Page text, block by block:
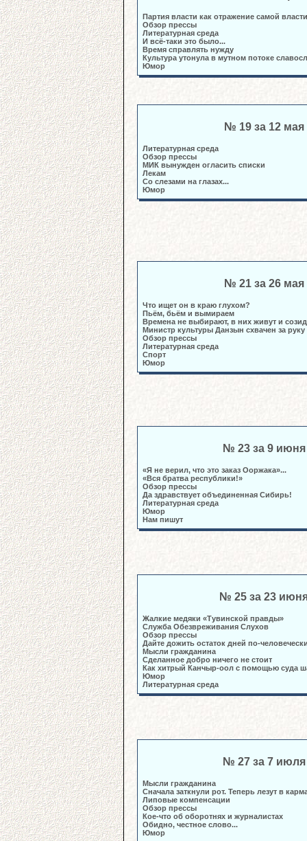
Партия власти как отражение самой
Обзор прессы
Литературная среда
И всё-таки это было...
Время справлять нужду
Культура утонула в мутном потоке
Юмор
№ 19 за 12 мая
Литературная среда
Обзор прессы
МИК вынужден огласить списки
Лекам
Со слезами на глазах...
Юмор
№ 21 за 26 мая
Что ищет он в краю глухом?
Пьём, бьём и вымираем
Времена не выбирают, в них живут и
Министр культуры Данзын схвачен за руку
Обзор прессы
Литературная среда
Спорт
Юмор
№ 23 за 9 июня
«Я не верил, что это заказ Ооржака»...
«Вся братва республики!»
Обзор прессы
Да здравствует объединенная Сибирь!
Литературная среда
Юмор
Нам пишут
№ 25 за 23
Жалкие медяки «Тувинской правды»
Служба Обезвреживания Слухов
Обзор прессы
Дайте дожить остаток дней по-
Мысли гражданина
Сделанное добро ничего не стоит
Как хитрый Канчыр-оол с помощью суда
Юмор
Литературная среда
№ 27 за 7 июля
Мысли гражданина
Сначала заткнули рот. Теперь лезут в
Липовые компенсации
Обзор прессы
Кое-что об оборотнях и журналистах
Обидно, честное слово...
Юмор